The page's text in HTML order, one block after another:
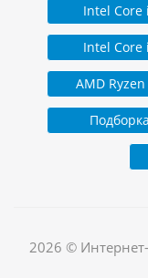
Intel Core
Intel Core
AMD Ryzen
Подборка
2026 ©